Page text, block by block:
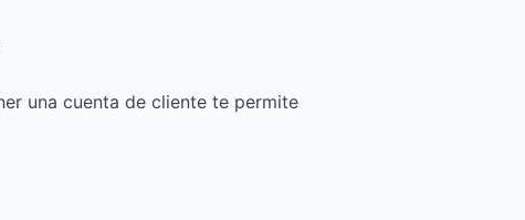
una cuenta de cliente te permite